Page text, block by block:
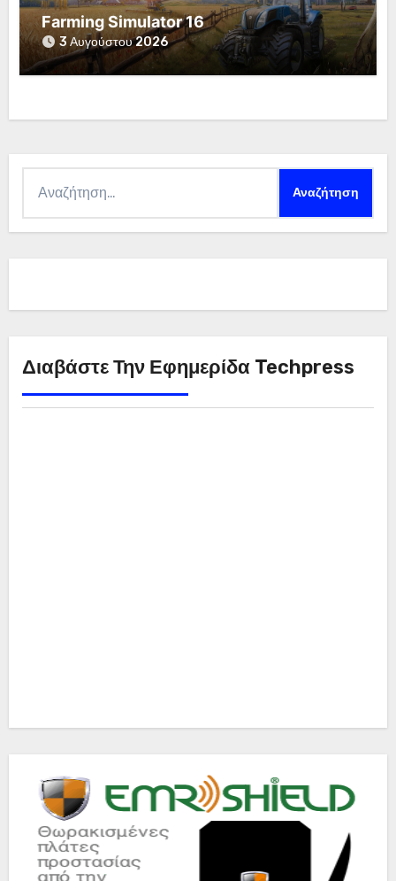
Farming Simulator 16
3 Αυγούστου 2026
για:
Διαβάστε Την Εφημερίδα Techpress